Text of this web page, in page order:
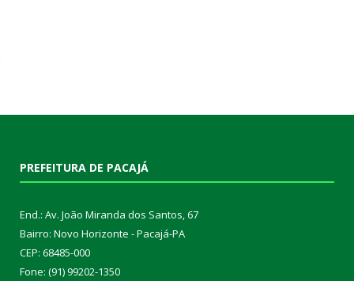
PREFEITURA DE PACAJÁ
End.: Av. João Miranda dos Santos, 67
Bairro: Novo Horizonte - Pacajá-PA
CEP: 68485-000
Fone: (91) 99202-1350